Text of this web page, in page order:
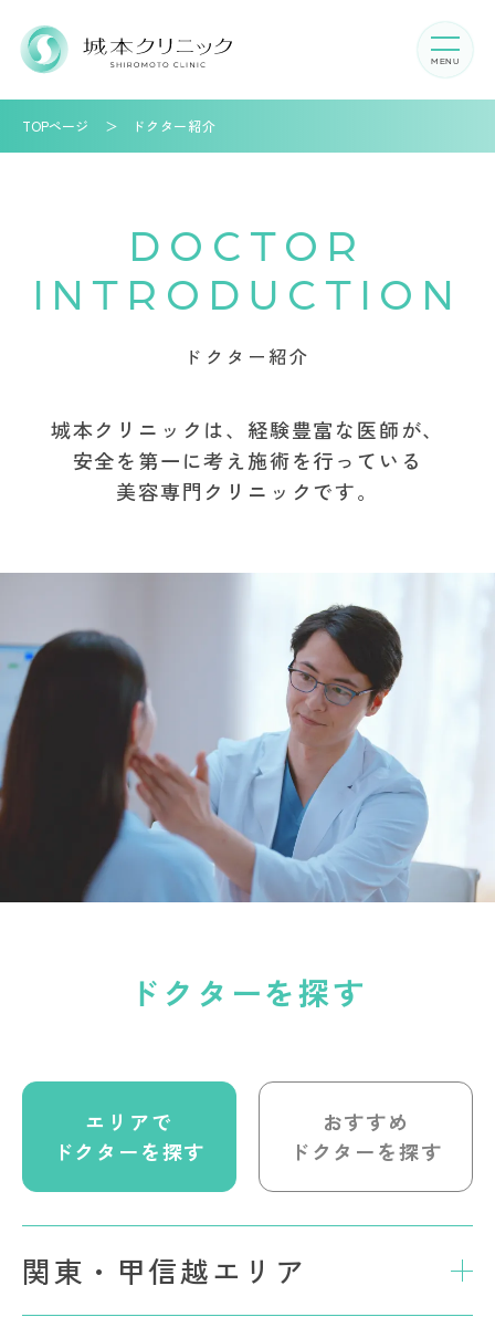
TOPページ ドクター紹介
DOCTOR
INTRODUCTION
ドクター紹介
城本クリニックは、経験豊富な医師が、
安全を第一に考え施術を行っている
美容専門クリニックです。
ドクターを探す
エリアで
ドクターを探す
おすすめ
ドクターを探す
関東・甲信越エリア